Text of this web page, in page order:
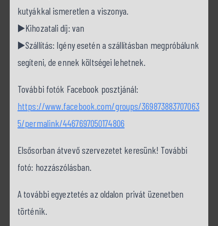
kutyákkal ismeretlen a viszonya.
▶️Kihozatali díj: van
▶️Szállítás: Igény esetén a szállításban megpróbálunk
segíteni, de ennek költségei lehetnek.
További fotók Facebook posztjánál:
https://www.facebook.com/groups/369873883707063
5/permalink/4467697050174806
Elsősorban átvevő szervezetet keresünk! További
fotó: hozzászólásban.
A további egyeztetés az oldalon privát üzenetben
történik.